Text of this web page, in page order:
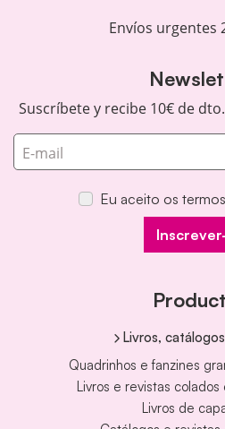
Envíos urgentes
Suscríbete y recibe 10€ de
E-mail
Eu aceito os
Livros,
Quadrinhos e fanzines
Livros e revistas
Livros de